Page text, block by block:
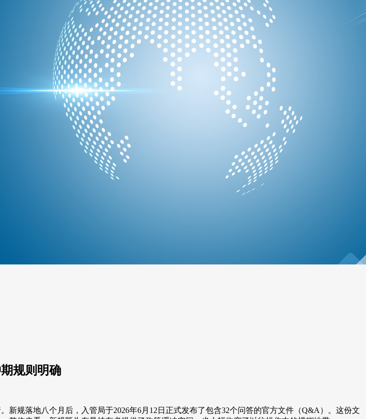
规则明确
新规落地八个月后，入管局于2026年6月12日正式发布了包含32个问答的官方文件（Q&A）。这份文